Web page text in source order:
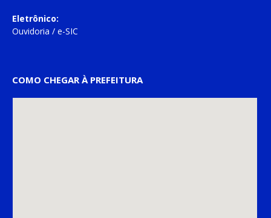
Eletrônico:
Ouvidoria / e-SIC
COMO CHEGAR À PREFEITURA